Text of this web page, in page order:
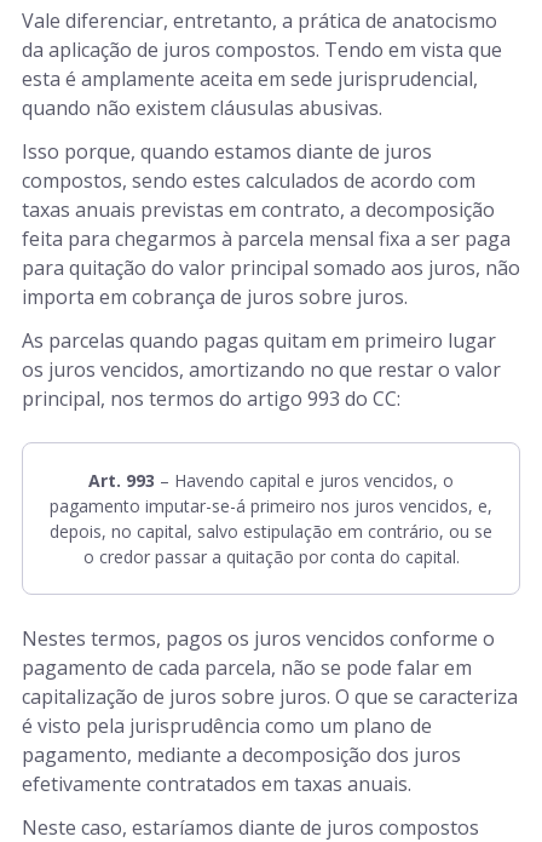
Vale diferenciar, entretanto, a prática de anatocismo
da aplicação de juros compostos. Tendo em vista que
esta é amplamente aceita em sede jurisprudencial,
quando não existem cláusulas abusivas.
Isso porque, quando estamos diante de juros
compostos, sendo estes calculados de acordo com
taxas anuais previstas em contrato, a decomposição
feita para chegarmos à parcela mensal fixa a ser paga
para quitação do valor principal somado aos juros, não
importa em cobrança de juros sobre juros.
As parcelas quando pagas quitam em primeiro lugar
os juros vencidos, amortizando no que restar o valor
principal, nos termos do artigo 993 do CC:
Art. 993 – Havendo capital e juros vencidos, o
pagamento imputar-se-á primeiro nos juros vencidos, e,
depois, no capital, salvo estipulação em contrário, ou se
o credor passar a quitação por conta do capital.
Nestes termos, pagos os juros vencidos conforme o
pagamento de cada parcela, não se pode falar em
capitalização de juros sobre juros. O que se caracteriza
é visto pela jurisprudência como um plano de
pagamento, mediante a decomposição dos juros
efetivamente contratados em taxas anuais.
Neste caso, estaríamos diante de juros compostos